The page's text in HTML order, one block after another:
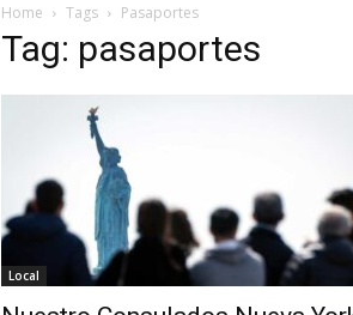
Home Tags Pasaportes
Tag: pasaportes
Local